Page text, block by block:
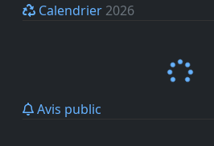
Calendrier 2026
Avis public